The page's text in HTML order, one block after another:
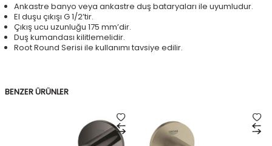
Ankastre banyo veya ankastre duş bataryaları ile uyumludur.
El duşu çıkışı G 1/2’tir.
Çıkış ucu uzunluğu 175 mm’dir.
Duş kumandası kilitlemelidir.
Root Round Serisi ile kullanımı tavsiye edilir.
BENZER ÜRÜNLER